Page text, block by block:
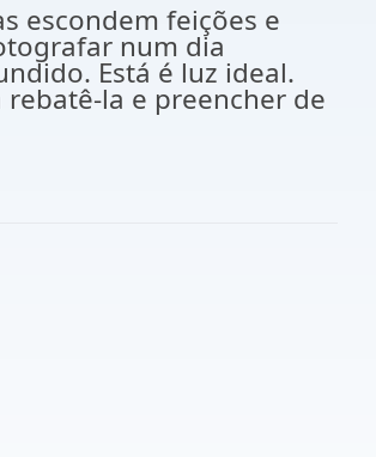
escondem feições e
num dia
Está é luz ideal.
la e preencher de